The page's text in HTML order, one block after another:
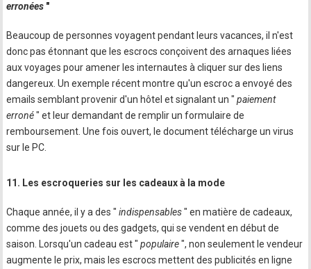
erronées "
Beaucoup de personnes voyagent pendant leurs vacances, il n'est
donc pas étonnant que les escrocs conçoivent des arnaques liées
aux voyages pour amener les internautes à cliquer sur des liens
dangereux. Un exemple récent montre qu'un escroc a envoyé des
emails semblant provenir d'un hôtel et signalant un " paiement
erroné" et leur demandant de remplir un formulaire de
remboursement. Une fois ouvert, le document télécharge un virus
sur le PC.
11. Les escroqueries sur les cadeaux à la mode
Chaque année, il y a des " indispensables" en matière de cadeaux,
comme des jouets ou des gadgets, qui se vendent en début de
saison. Lorsqu'un cadeau est " populaire", non seulement le vendeur
augmente le prix, mais les escrocs mettent des publicités en ligne